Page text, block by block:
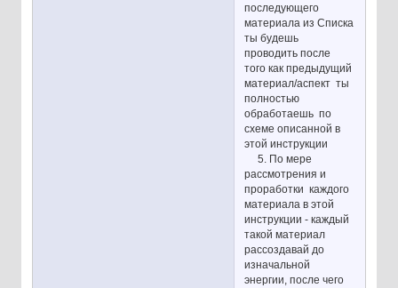
последующего
материала из Списка
ты будешь
проводить после
того как предыдущий
материал/аспект ты
полностью
обработаешь по
схеме описанной в
этой инструкции
5. По мере
рассмотрения и
проработки каждого
материала в этой
инструкции - каждый
такой материал
рассоздавай до
изначальной
энергии, после чего